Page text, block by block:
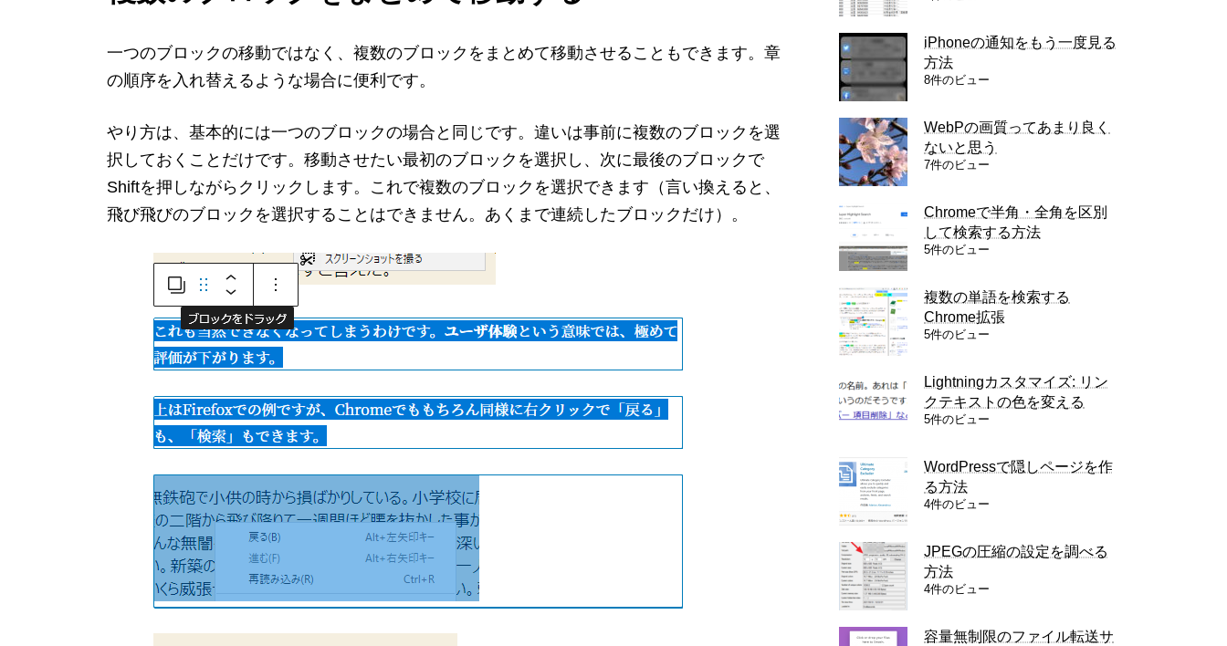
一つのブロックの移動ではなく、複数のブロックをまとめて移動させることもできます。章
の順序を入れ替えるような場合に便利です。
やり方は、基本的には一つのブロックの場合と同じです。違いは事前に複数のブロックを選
択しておくことだけです。移動させたい最初のブロックを選択し、次に最後のブロックで
Shiftを押しながらクリックします。これで複数のブロックを選択できます（言い換えると、
飛び飛びのブロックを選択することはできません。あくまで連続したブロックだけ）。
iPhoneの通知をもう一度見る
方法
8件のビュー
WebPの画質ってあまり良く
ないと思う
7件のビュー
Chromeで半角・全角を区別
して検索する方法
5件のビュー
複数の単語を検索する
Chrome拡張
5件のビュー
Lightningカスタマイズ: リン
クテキストの色を変える
5件のビュー
WordPressで隠しページを作
る方法
4件のビュー
JPEGの圧縮の設定を調べる
方法
4件のビュー
容量無制限のファイル転送サ